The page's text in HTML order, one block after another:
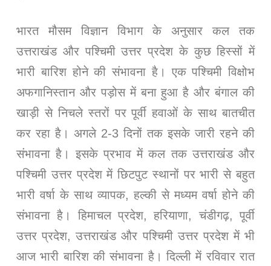
भारत मौसम विज्ञान विभाग के अनुसार कल तक
उत्तराखंड और पश्चिमी उत्तर प्रदेश के कुछ हिस्सों में
भारी बारिश होने की संभावना है। एक पश्चिमी विक्षोभ
अफगानिस्तान और पड़ोस में बना हुआ है और बंगाल की
खाड़ी से निचले स्तरों पर पूर्वी हवाओं के साथ बातचीत
कर रहा है। अगले 2-3 दिनों तक इसके जारी रहने की
संभावना है। इसके प्रभाव में कल तक उत्तराखंड और
पश्चिमी उत्तर प्रदेश में छिटपुट स्थानों पर भारी से बहुत
भारी वर्षा के साथ व्यापक, हल्की से मध्यम वर्षा होने की
संभावना है। हिमाचल प्रदेश, हरियाणा, चंडीगढ़, पूर्वी
उत्तर प्रदेश, उत्तराखंड और पश्चिमी उत्तर प्रदेश में भी
आज भारी बारिश की संभावना है। दिल्ली में रविवार रात